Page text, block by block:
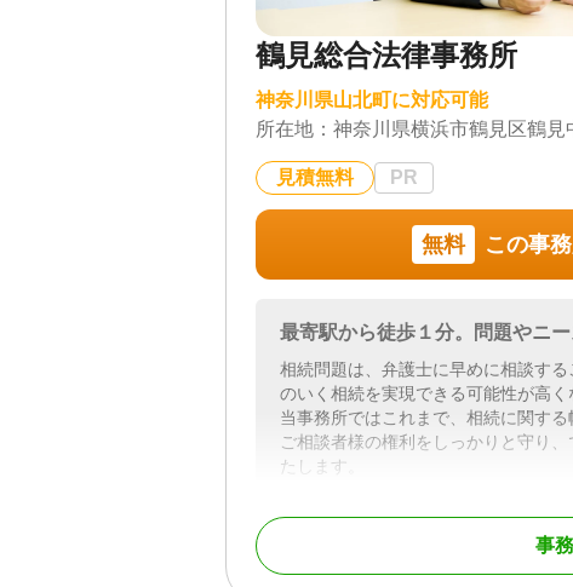
鶴見総合法律事務所
神奈川県山北町に対応可能
所在地： 神奈川県横浜市鶴見区鶴
見積無料 PR
無料 この事
最寄駅から徒歩１分。問題やニ
相続問題は、弁護士に早めに相談す
のいく相続を実現できる可能性が高く
当事務所ではこれまで、相続に関す
ご相談者様の権利をしっかりと守り
たします。
相続は、相続人同士の関係が密接で
事